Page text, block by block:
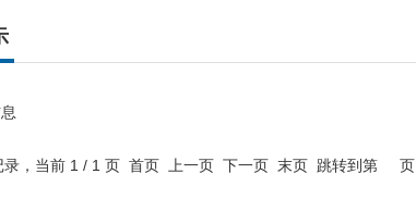
录，当前 1 / 1 页 首页 上一页 下一页 末页 跳转到第 页